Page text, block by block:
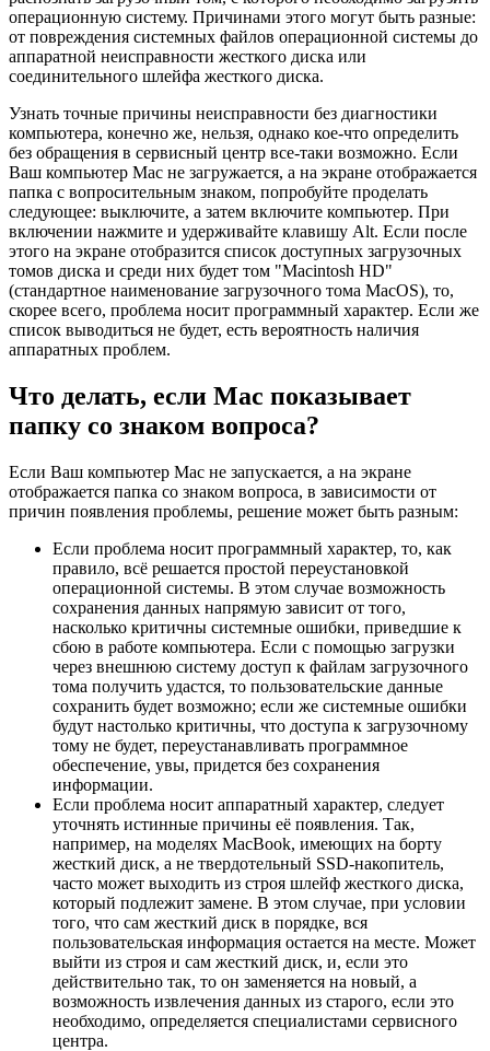
операционную систему. Причинами этого могут быть разные:
от повреждения системных файлов операционной системы до
аппаратной неисправности жесткого диска или
соединительного шлейфа жесткого диска.
Узнать точные причины неисправности без диагностики
компьютера, конечно же, нельзя, однако кое-что определить
без обращения в сервисный центр все-таки возможно. Если
Ваш компьютер Mac не загружается, а на экране отображается
папка с вопросительным знаком, попробуйте проделать
следующее: выключите, а затем включите компьютер. При
включении нажмите и удерживайте клавишу Alt. Если после
этого на экране отобразится список доступных загрузочных
томов диска и среди них будет том "Macintosh HD"
(стандартное наименование загрузочного тома MacOS), то,
скорее всего, проблема носит программный характер. Если же
список выводиться не будет, есть вероятность наличия
аппаратных проблем.
Что делать, если Mac показывает
папку со знаком вопроса?
Если Ваш компьютер Mac не запускается, а на экране
отображается папка со знаком вопроса, в зависимости от
причин появления проблемы, решение может быть разным:
Если проблема носит программный характер, то, как
правило, всё решается простой переустановкой
операционной системы. В этом случае возможность
сохранения данных напрямую зависит от того,
насколько критичны системные ошибки, приведшие к
сбою в работе компьютера. Если с помощью загрузки
через внешнюю систему доступ к файлам загрузочного
тома получить удастся, то пользовательские данные
сохранить будет возможно; если же системные ошибки
будут настолько критичны, что доступа к загрузочному
тому не будет, переустанавливать программное
обеспечение, увы, придется без сохранения
информации.
Если проблема носит аппаратный характер, следует
уточнять истинные причины её появления. Так,
например, на моделях MacBook, имеющих на борту
жесткий диск, а не твердотельный SSD-накопитель,
часто может выходить из строя шлейф жесткого диска,
который подлежит замене. В этом случае, при условии
того, что сам жесткий диск в порядке, вся
пользовательская информация остается на месте. Может
выйти из строя и сам жесткий диск, и, если это
действительно так, то он заменяется на новый, а
возможность извлечения данных из старого, если это
необходимо, определяется специалистами сервисного
центра.